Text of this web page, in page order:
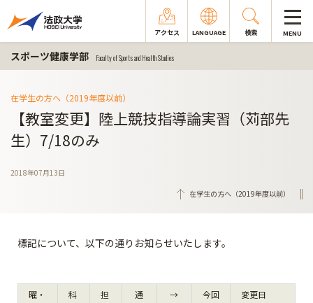
アクセス LANGUAGE 検索 MENU
スポーツ健康学部 Faculty of Sports and Health Studies
在学生の方へ（2019年度以前）
【教室変更】陸上競技指導論実習（苅部先
生）7/18のみ
2018年07月13日
在学生の方へ（2019年度以前）
標記について、以下の通りお知らせいたします。
曜・
科
担
通
→
今回
変更日